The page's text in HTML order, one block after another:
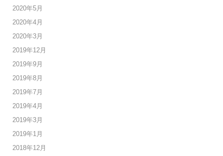
2020年5月
2020年4月
2020年3月
2019年12月
2019年9月
2019年8月
2019年7月
2019年4月
2019年3月
2019年1月
2018年12月